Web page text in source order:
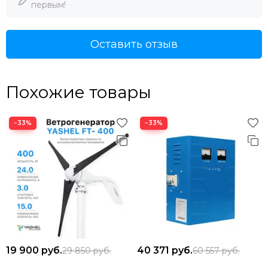
первым!
Оставить отзыв
Похожие товары
−33%
19 900 руб.29 850руб.
−33%
40 371 руб.60 557руб.